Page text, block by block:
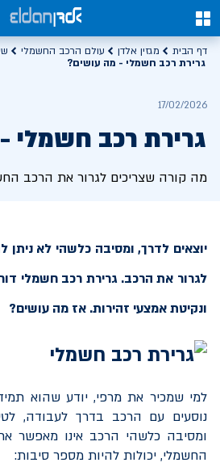
0
דף הבית מגזין אלדן עולם הרכב החשמלי
גרירת רכב חשמלי - מה עושים?
17/02/2026
גרירת רכב חשמלי
מה קורה שצריכים לגרור את הרכב
יוצאים לדרך, ומסיבה כלשהי לא ניתן
לגרור את הרכב. גרירת רכב חשמלי
ונקיטת אמצעי זהירות. אז מה עושים?
למי שמכיר את מרפי, יודע שהוא
נוסעים עם הרכב בדרך לעבודה,
ומסיבה כלשהי הרכב אינו מאפשר
החשמלי, יכולות להיות מספר סיבות: